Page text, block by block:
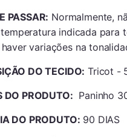
PASSAR: Normalmente,
indicada para
variações na
DO TECIDO: Tricot -
DO PRODUTO: Paninho
DO PRODUTO: 90 DIAS